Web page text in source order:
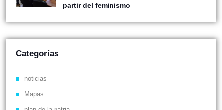
partir del feminismo
Categorías
noticias
Mapas